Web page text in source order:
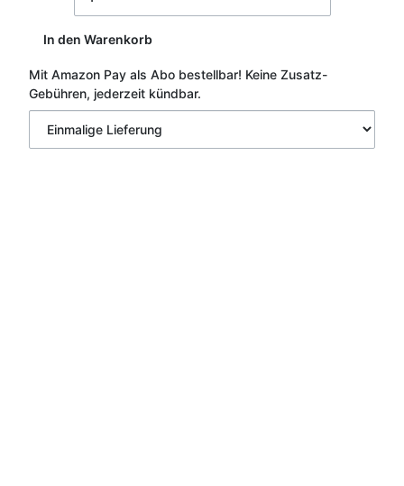
In den Warenkorb
Mit Amazon Pay als Abo bestellbar! Keine Zusatz-
Gebühren, jederzeit kündbar.